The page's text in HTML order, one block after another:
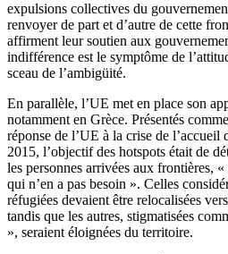
expulsions collectives du
renvoyer de part et d’autre de cette
affirment leur soutien aux
indifférence est le symptôme de
sceau de l’ambigüité.
En parallèle, l’UE met en place son
notamment en Grèce. Présentés
réponse de l’UE à la crise de l’accueil
2015, l’objectif des hotspots était de
les personnes arrivées aux frontières,
qui n’en a pas besoin ». Celles
réfugiées devaient être relocalisées
tandis que les autres, stigmatisées
», seraient éloignées du territoire.